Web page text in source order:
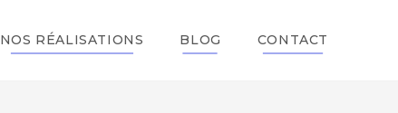
NOS RÉALISATIONS BLOG CONTACT